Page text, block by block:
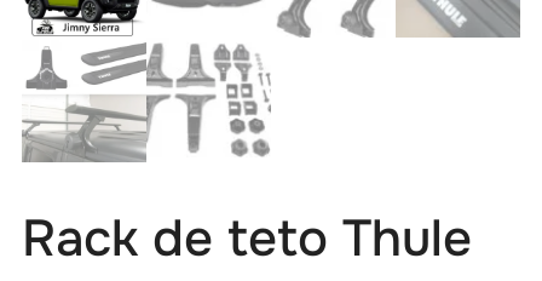
Rack de teto Thule